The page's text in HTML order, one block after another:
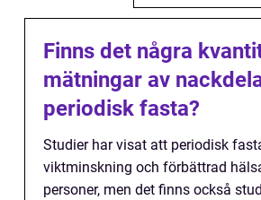
Finns det några
mätningar av
periodisk fasta?
Studier har visat att periodisk
viktminskning och förbättrad
personer, men det finns också